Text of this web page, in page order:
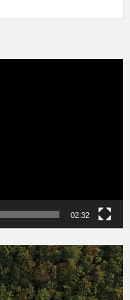
02:32